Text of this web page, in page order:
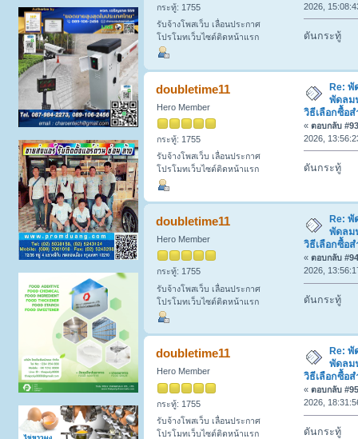
กระทู้: 1755
รับจ้างโพสเว็บ เลื่อนประกาศ
โปรโมทเว็บไซต์ติดหน้าแรก
2026,
ดันกระทู้
doubletime11
Hero Member
กระทู้: 1755
รับจ้างโพสเว็บ เลื่อนประกาศ
โปรโมทเว็บไซต์ติดหน้าแรก
Re:
พัดลม
วิธีเลือกซื้อ
« ตอบกลับ
2026,
ดันกระทู้
doubletime11
Hero Member
กระทู้: 1755
รับจ้างโพสเว็บ เลื่อนประกาศ
โปรโมทเว็บไซต์ติดหน้าแรก
Re:
พัดลม
วิธีเลือกซื้อ
« ตอบกลับ
2026,
ดันกระทู้
doubletime11
Hero Member
กระทู้: 1755
รับจ้างโพสเว็บ เลื่อนประกาศ
โปรโมทเว็บไซต์ติดหน้าแรก
Re:
พัดลม
วิธีเลือกซื้อ
« ตอบกลับ
2026,
ดันกระทู้